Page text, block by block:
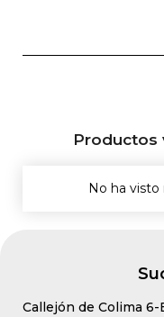
Productos
No ha
Callejón de Colima 6-